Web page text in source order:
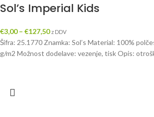
Sol’s Imperial Kids
€3,00 – €127,50 z DDV
Šifra: 25.1770 Znamka: Sol’s Material: 100%
g/m2 Možnost dodelave: vezenje, tisk Opis: